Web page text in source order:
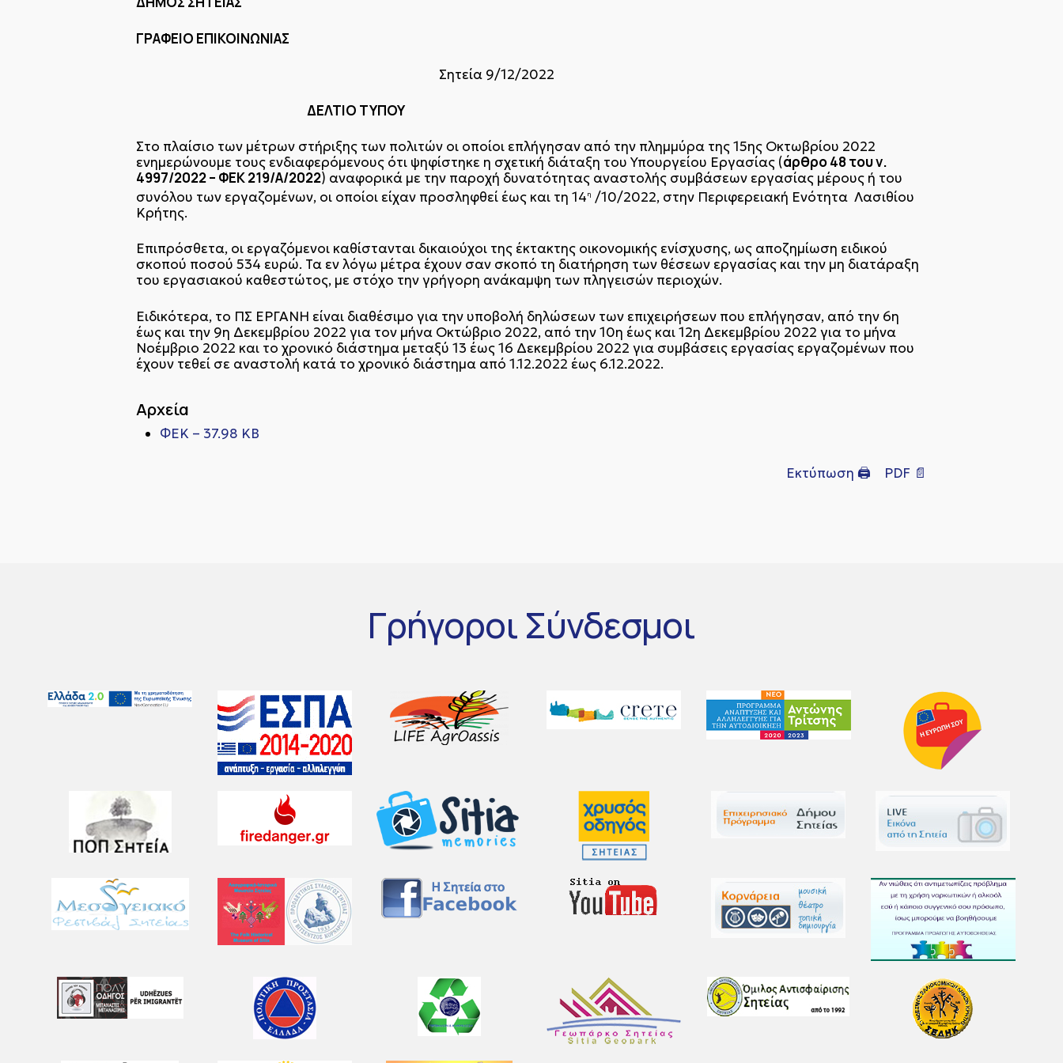
ΓΡΑΦΕΙΟ ΕΠΙΚΟΙΝΩΝΙΑΣ
Σητεία 9/12/2022
ΔΕΛΤΙΟ ΤΥΠΟΥ
Στο πλαίσιο των μέτρων στήριξης των πολιτών οι οποίοι επλήγησαν από την πλημμύρα της 15ης Οκτωβρίου 2022
ενημερώνουμε τους ενδιαφερόμενους ότι ψηφίστηκε η σχετική διάταξη του Υπουργείου Εργασίας (άρθρο 48 του ν.
4997/2022 – ΦΕΚ 219/Α/2022) αναφορικά με την παροχή δυνατότητας αναστολής συμβάσεων εργασίας μέρους ή του
συνόλου των εργαζομένων, οι οποίοι είχαν προσληφθεί έως και τη 14 η /10/2022, στην Περιφερειακή Ενότητα Λασιθίου
Κρήτης.
Επιπρόσθετα, οι εργαζόμενοι καθίστανται δικαιούχοι της έκτακτης οικονομικής ενίσχυσης, ως αποζημίωση ειδικού
σκοπού ποσού 534 ευρώ. Τα εν λόγω μέτρα έχουν σαν σκοπό τη διατήρηση των θέσεων εργασίας και την μη διατάραξη
του εργασιακού καθεστώτος, με στόχο την γρήγορη ανάκαμψη των πληγεισών περιοχών.
Ειδικότερα, το ΠΣ ΕΡΓΑΝΗ είναι διαθέσιμο για την υποβολή δηλώσεων των επιχειρήσεων που επλήγησαν, από την 6η
έως και την 9η Δεκεμβρίου 2022 για τον μήνα Οκτώβριο 2022, από την 10η έως και 12η Δεκεμβρίου 2022 για το μήνα
Νοέμβριο 2022 και το χρονικό διάστημα μεταξύ 13 έως 16 Δεκεμβρίου 2022 για συμβάσεις εργασίας εργαζομένων που
έχουν τεθεί σε αναστολή κατά το χρονικό διάστημα από 1.12.2022 έως 6.12.2022.
Αρχεία
ΦΕΚ – 37.98 KB
Εκτύπωση 🖨 PDF 📄
Γρήγοροι Σύνδεσμοι